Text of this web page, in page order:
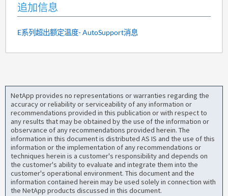
追加信息
E系列超出额定温度- AutoSupport消息
NetApp provides no representations or warranties regarding the
accuracy or reliability or serviceability of any information or
recommendations provided in this publication or with respect to
any results that may be obtained by the use of the information or
observance of any recommendations provided herein. The
information in this document is distributed AS IS and the use of this
information or the implementation of any recommendations or
techniques herein is a customer's responsibility and depends on
the customer's ability to evaluate and integrate them into the
customer's operational environment. This document and the
information contained herein may be used solely in connection with
the NetApp products discussed in this document.